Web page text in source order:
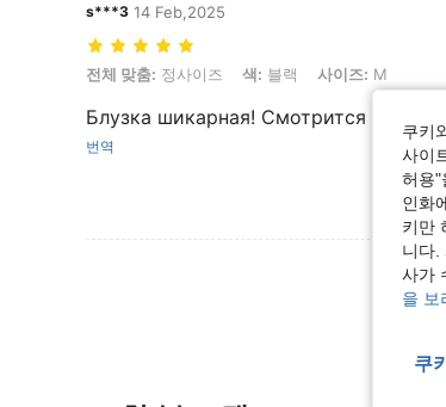
s***3 14 Feb,2025
전체 맞춤: 정사이즈, 색: 블랙, 사이즈: M
전체 맞춤: 정사이즈 색: 블랙 사이즈: M
Блузка шикарная! Смотрится очень
번역
쿠키
사이
허용"
인화
키만
니다.
사가
을 보
쿠